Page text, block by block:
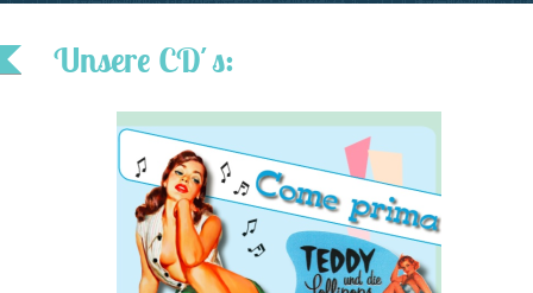
Unsere CD´s: